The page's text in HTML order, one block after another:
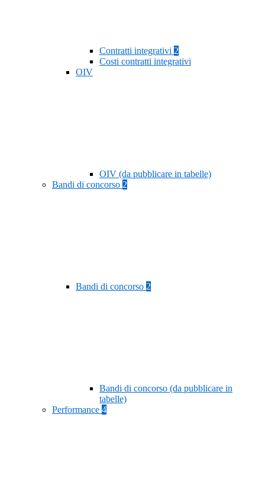
Contratti integrativi 2
Costi contratti integrativi
OIV
OIV (da pubblicare in tabelle)
Bandi di concorso 2
Bandi di concorso 2
Bandi di concorso (da pubblicare in
tabelle)
Performance 4